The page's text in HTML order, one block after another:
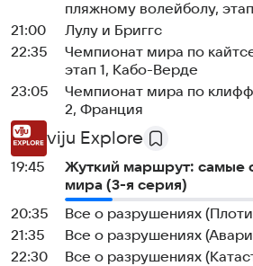
пляжному волейболу,
21:00
Лулу и Бриггс
22:35
Чемпионат мира по
этап 1, Кабо-Верде
23:05
Чемпионат мира по
2, Франция
viju Explore
19:45
Жуткий маршрут: самые
мира (3-я серия)
20:35
Все о разрушениях
21:35
Все о разрушениях
22:30
Все о разрушениях